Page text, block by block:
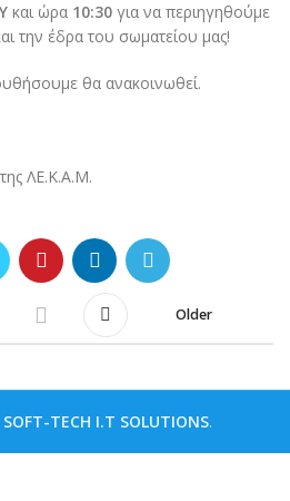
και ώρα 10:30 για να περιηγηθούμε
την έδρα του σωματείου μας!
θα ανακοινωθεί.
ΛΕ.Κ.Α.Μ.
Older
SOFT-TECH I.T SOLUTIONS.